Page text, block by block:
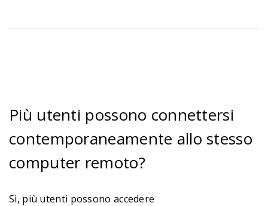
Più utenti possono connettersi
contemporaneamente allo stesso
computer remoto?
Sì, più utenti possono accedere